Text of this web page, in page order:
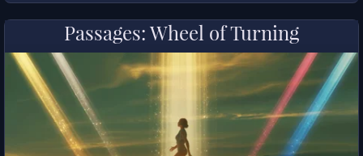
Passages: Wheel of Turning